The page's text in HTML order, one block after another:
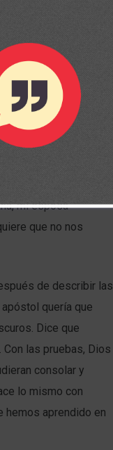
mi esposa
que no nos
de describir las
quería que
Dice que
las pruebas, Dios
consolar y
lo mismo con
hemos aprendido en